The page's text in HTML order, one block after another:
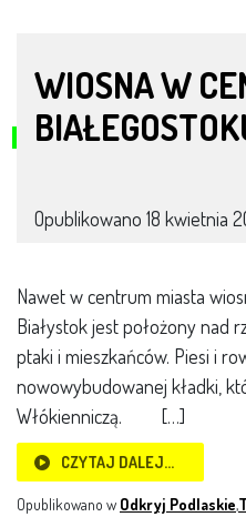
WIOSNA W
Opublikowano 18 kwietnia
Nawet w centrum miasta
Białystok jest położony nad
ptaki i mieszkańców. Piesi i
nowowybudowanej kładki,
Włókienniczą. […]
CZYTAJ DALEJ…
Opublikowano w Odkryj Podlaskie,